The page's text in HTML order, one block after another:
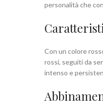
personalità che
Con un colore
rossi, seguiti da
intenso e